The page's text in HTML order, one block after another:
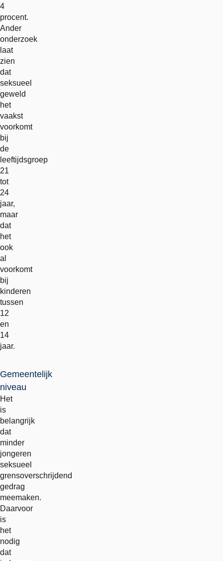
4
procent.
Ander
onderzoek
laat
zien
dat
seksueel
geweld
het
vaakst
voorkomt
bij
de
leeftijdsgroep
21
tot
24
jaar,
maar
dat
het
ook
al
voorkomt
bij
kinderen
tussen
12
en
14
jaar.
Gemeentelijk
niveau
Het
is
belangrijk
dat
minder
jongeren
seksueel
grensoverschrijdend
gedrag
meemaken.
Daarvoor
is
het
nodig
dat